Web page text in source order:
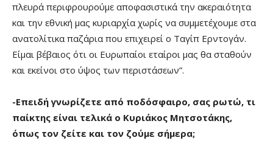
πλευρά περιφρουρούμε αποφασιστικά την ακεραιότητα
και την εθνική μας κυριαρχία χωρίς να συμμετέχουμε στα
ανατολίτικα παζάρια που επιχειρεί ο Ταγίπ Ερντογάν.
Είμαι βέβαιος ότι οι Ευρωπαίοι εταίροι μας θα σταθούν
και εκείνοι στο ύψος των περιστάσεων”.
-Επειδή γνωρίζετε από ποδόσφαιρο, σας ρωτώ, τι
παίκτης είναι τελικά ο Κυριάκος Μητσοτάκης,
όπως τον ζείτε και τον ζούμε σήμερα;